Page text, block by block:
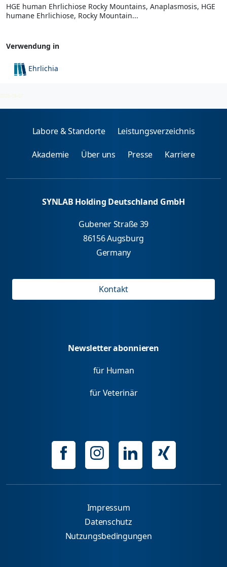
HGE human Ehrlichiose Rocky Mountains, Anaplasmosis, HGE
humane Ehrlichiose, Rocky Mountain...
Verwendung in
Ehrlichia
2026-08-07
Labore & Standorte Leistungsverzeichnis
Akademie Über uns Presse Karriere
SYNLAB Holding Deutschland GmbH
Gubener Straße 39
86156 Augsburg
Germany
Kontakt
Newsletter abonnieren
für Human
für Veterinär
Impressum
Datenschutz
Nutzungsbedingungen